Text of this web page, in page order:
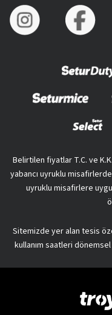
Belirtilen fiyatlar T.C. ve
yabancı uyruklu
uyruklu misafirlere
Sitemizde yer alan tesis
kullanım saatleri